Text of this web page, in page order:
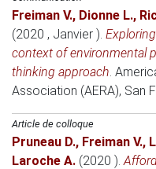
Freiman V., Dionne L.,
(2020 , Janvier ).
context of environmental
thinking approach.
Association (AERA), San
Article de colloque
Pruneau D., Freiman V.,
Laroche A. (2020 ).